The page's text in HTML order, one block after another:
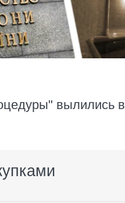
вылились в